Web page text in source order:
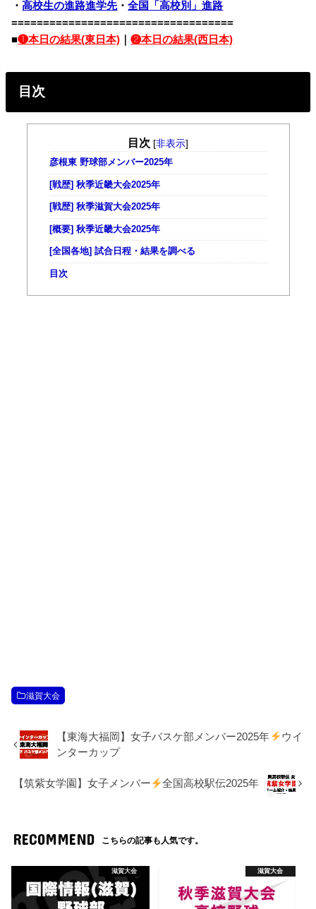
・高校生の進路進学先・全国「高校別」進路
===================================
■❶本日の結果(東日本) ｜❷本日の結果(西日本)
目次
目次 [非表示]
彦根東 野球部メンバー2025年
[戦歴] 秋季近畿大会2025年
[戦歴] 秋季滋賀大会2025年
[概要] 秋季近畿大会2025年
[全国各地] 試合日程・結果を調べる
目次
滋賀大会
【東海大福岡】女子バスケ部メンバー2025年
ウイ
ンターカップ
【筑紫女学園】女子メンバー 全国高校駅伝2025年
RECOMMEND こちらの記事も人気です。
滋賀大会 滋賀大会